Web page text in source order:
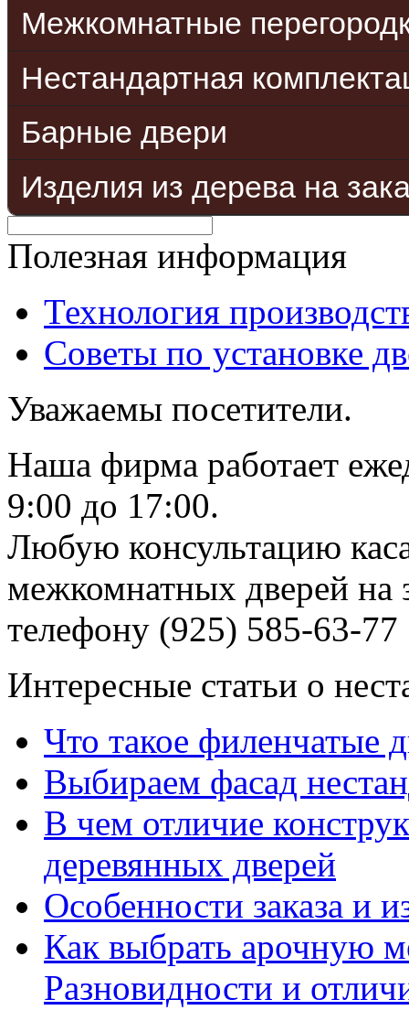
Межкомнатные
Нестандартная
Барные двери
Изделия из дерева на
Полезная информация
Технология
Советы по установке
Уважаемы посетители.
Наша фирма работает
9:00 до 17:00.
Любую консультацию
межкомнатных дверей на
телефону (925) 585-63-77
Интересные статьи о
Что такое филенчатые
Выбираем фасад
В чем отличие
деревянных дверей
Особенности заказа и
Как выбрать арочную
Разновидности и